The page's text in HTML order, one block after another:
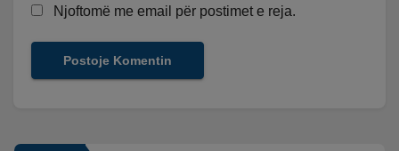
Njoftomë me email për postimet e reja.